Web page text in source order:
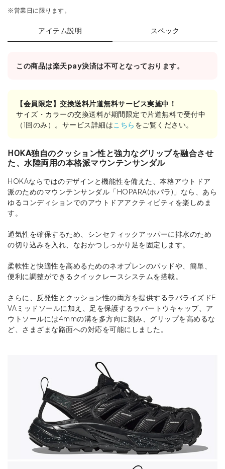
※営業日に限ります。
アイテム説明 スペック
この商品は楽天pay決済は不可となっております。
【会員限定】交換送料片道無料サービス実施中！
サイズ・カラーの交換送料が期間限定で片道無料で受付中
（1回のみ）。サービス詳細はこちら をご覧ください。
HOKA独自のクッション性と強力なグリップを融合させ
た、水陸両用の本格派マウンテンサンダル
HOKAならではのデザインと機能性を備えた、本格アウトドア
派のためのマウンテンサンダル「HOPARA(ホパラ)」なら、あら
ゆるコンディションでのアウトドアアクティビティを楽しめま
す。
通気性を確保するため、シンセティックアッパーに排水のため
の切り込みを入れ、なおかつしっかり足を固定します。
柔軟性と快適性を高めるためのネオプレンのパッドや、簡単、
便利に調整ができるクイックレースシステムを搭載。
さらに、反発性とクッション性の両方を提供するラバライズドE
VAミッドソールに加え、足を保護するラバートウキャップ、ア
ウトソールには4mmの溝を多方向に刻み、グリップを高めるな
ど、さまざまな路面への対応を可能にしました。